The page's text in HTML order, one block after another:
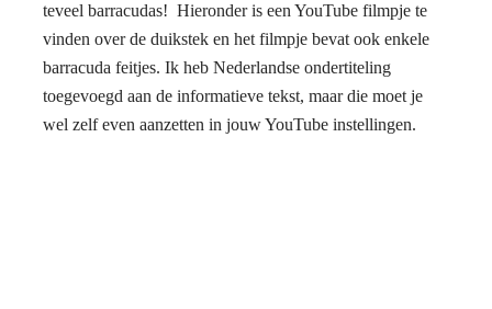
teveel barracudas! Hieronder is een YouTube filmpje te
vinden over de duikstek en het filmpje bevat ook enkele
barracuda feitjes. Ik heb Nederlandse ondertiteling
toegevoegd aan de informatieve tekst, maar die moet je
wel zelf even aanzetten in jouw YouTube instellingen.